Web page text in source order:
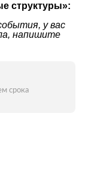
структуры»:
у вас
напишите
срока